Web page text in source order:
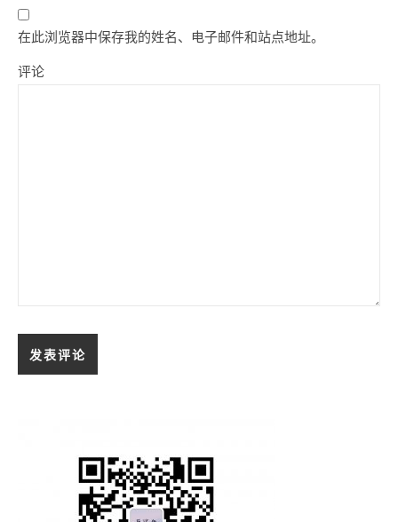
在此浏览器中保存我的姓名、电子邮件和站点地址。
评论